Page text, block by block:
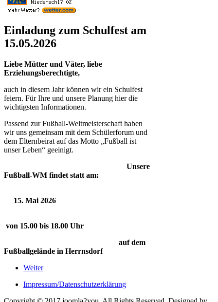
Einladung zum Schulfest am
15.05.2026
Liebe Mütter und Väter, liebe
Erziehungsberechtigte,
auch in diesem Jahr können wir ein Schulfest
feiern. Für Ihre und unsere Planung hier die
wichtigsten Informationen.
Passend zur Fußball-Weltmeisterschaft haben
wir uns gemeinsam mit dem Schülerforum und
dem Elternbeirat auf das Motto „Fußball ist
unser Leben“ geeinigt.
Unsere
Fußball-WM findet statt am:
15. Mai 2026
von 15.00 bis 18.00 Uhr
auf dem
Fußballgelände in Herrnsdorf
Weiter
Impressum/Datenschutzerklärung